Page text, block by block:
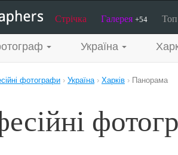
Стрічка Галерея +54
Україна
фотографи › Україна› Харків › Панорама